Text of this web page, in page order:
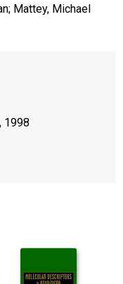
Mattey, Michael
1998